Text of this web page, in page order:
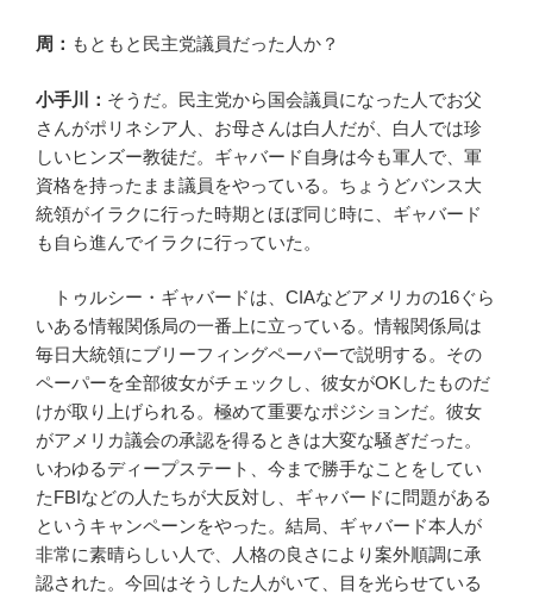
周： もともと民主党議員だった人か？
小手川： そうだ。民主党から国会議員になった人でお父
さんがポリネシア人、お母さんは白人だが、白人では珍
しいヒンズー教徒だ。ギャバード自身は今も軍人で、軍
資格を持ったまま議員をやっている。ちょうどバンス大
統領がイラクに行った時期とほぼ同じ時に、ギャバード
も自ら進んでイラクに行っていた。
トゥルシー・ギャバードは、CIAなどアメリカの16ぐら
いある情報関係局の一番上に立っている。情報関係局は
毎日大統領にブリーフィングペーパーで説明する。その
ペーパーを全部彼女がチェックし、彼女がOKしたものだ
けが取り上げられる。極めて重要なポジションだ。彼女
がアメリカ議会の承認を得るときは大変な騒ぎだった。
いわゆるディープステート、今まで勝手なことをしてい
たFBIなどの人たちが大反対し、ギャバードに問題がある
というキャンペーンをやった。結局、ギャバード本人が
非常に素晴らしい人で、人格の良さにより案外順調に承
認された。今回はそうした人がいて、目を光らせている